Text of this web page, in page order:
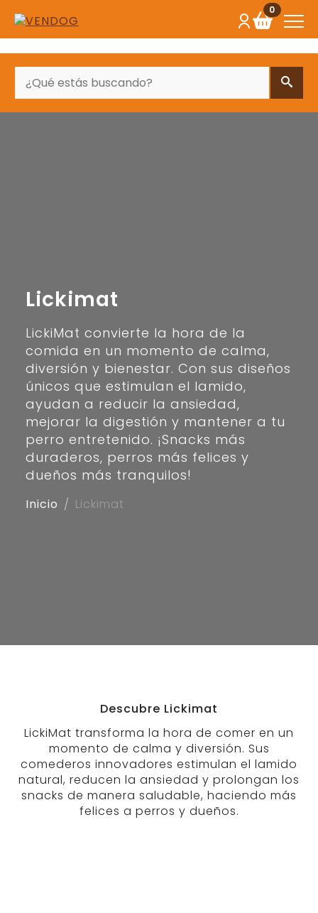
0
Lickimat
LickiMat convierte la hora de la
comida en un momento de calma,
diversión y bienestar. Con sus diseños
únicos que estimulan el lamido,
ayudan a reducir la ansiedad,
mejorar la digestión y mantener a tu
perro entretenido. ¡Snacks más
duraderos, perros más felices y
dueños más tranquilos!
Inicio Lickimat
Descubre Lickimat
LickiMat transforma la hora de comer en un
momento de calma y diversión. Sus
comederos innovadores estimulan el lamido
natural, reducen la ansiedad y prolongan los
snacks de manera saludable, haciendo más
felices a perros y dueños.